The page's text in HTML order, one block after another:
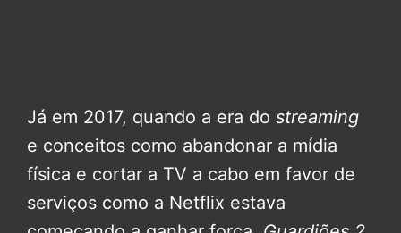
Já em 2017, quando a era do streaming
e conceitos como abandonar a mídia
física e cortar a TV a cabo em favor de
serviços como a Netflix estava